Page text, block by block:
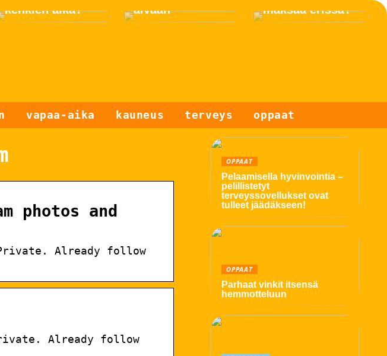
kenkien aika?
äivään
maksaa erissä?
vapaa-aika kauneus terveys oppaat
photos and
Already follow
Already follow
OPPAAT
Pelaamisella hyvinvointia –
pelillistetyt
terveyssovellukset ovat
tulleet jäädäkseen!
OPPAAT
Parhaat vinkit itsensä
hemmotteluun